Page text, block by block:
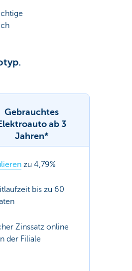
Gebrauchtes
Elektroauto ab 3
Jahren*
zu 4,79%
bis zu 60
Zinssatz online
der Filiale